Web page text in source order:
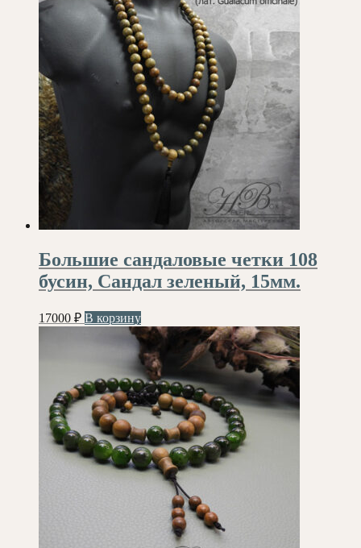
Большие сандаловые четки 108
бусин, Сандал зеленый, 15мм.
17000 ₽ В корзину